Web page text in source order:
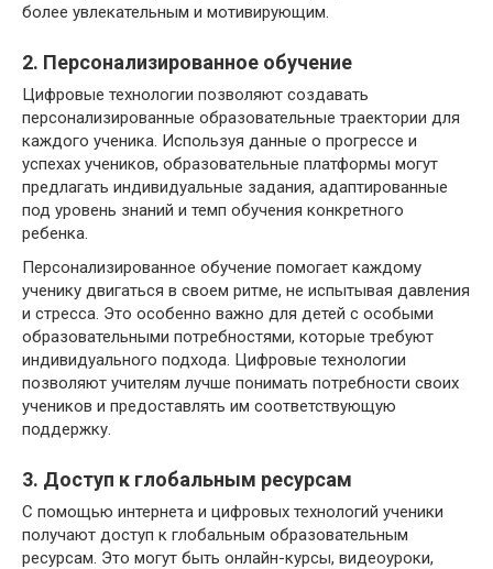
более увлекательным и мотивирующим.
2. Персонализированное обучение
Цифровые технологии позволяют создавать
персонализированные образовательные траектории для
каждого ученика. Используя данные о прогрессе и
успехах учеников, образовательные платформы могут
предлагать индивидуальные задания, адаптированные
под уровень знаний и темп обучения конкретного
ребенка.
Персонализированное обучение помогает каждому
ученику двигаться в своем ритме, не испытывая давления
и стресса. Это особенно важно для детей с особыми
образовательными потребностями, которые требуют
индивидуального подхода. Цифровые технологии
позволяют учителям лучше понимать потребности своих
учеников и предоставлять им соответствующую
поддержку.
3. Доступ к глобальным ресурсам
С помощью интернета и цифровых технологий ученики
получают доступ к глобальным образовательным
ресурсам. Это могут быть онлайн-курсы, видеоуроки,